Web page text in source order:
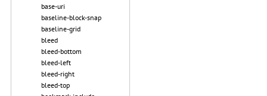
base-uri
baseline-block-snap
baseline-grid
bleed
bleed-bottom
bleed-left
bleed-right
bleed-top